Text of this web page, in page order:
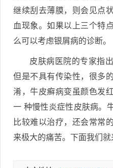
继续刮去薄膜，则会见点
血现象。如果以上三个特
么可以考虑银屑病的诊断。
皮肤病医院的专家指
但是不具有传染性，很多
淆，牛皮癣病变虽颜色发
一 种慢性炎症性皮肤病。
比较难以治疗，还会常常
来极大的痛苦。下面我们就